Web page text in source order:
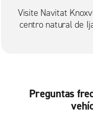
Visite Navitat
centro natural de
Preguntas